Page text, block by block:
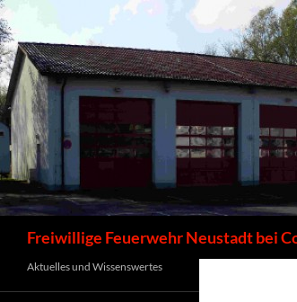
Zum
Inhalt
springen
Freiwillige Feuerwehr Neustadt bei
Aktuelles und Wissenswertes